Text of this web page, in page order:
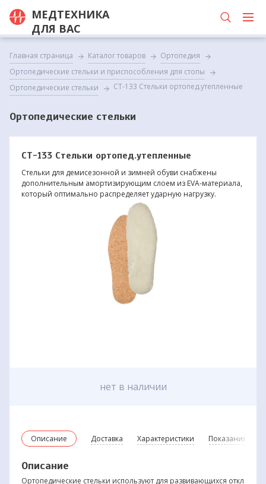
МЕДТЕХНИКА
ДЛЯ ВАС
Главная страница Каталог товаров
Ортопедия
Ортопедические стельки и приспособления для стопы
Ортопедические стельки
СТ-133 Стельки ортопед.утепленные
Ортопедические стельки
СТ-133 Стельки ортопед.утепленные
Стельки для демисезонной и зимней обуви снабжены
дополнительным амортизирующим слоем из EVA-материала,
который оптимально распределяет ударную нагрузку.
Описание Доставка Характеристики Показания и
Описание
Ортопедические стельки используют для развивающихся
нет в наличии